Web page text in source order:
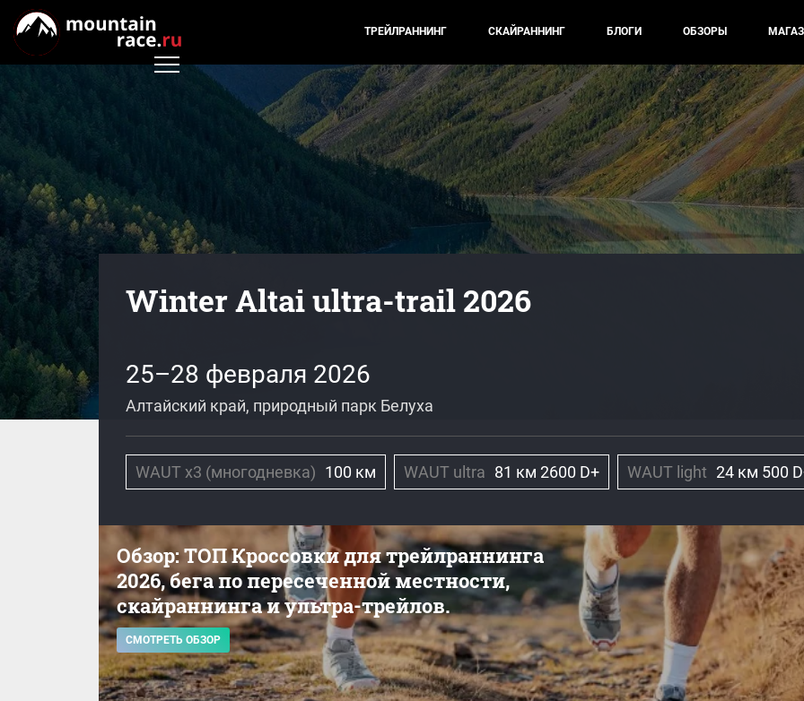
ТРЕЙЛРАННИНГ СКАЙРАННИНГ БЛОГИ ОБЗОРЫ
Winter Altai ultra-trail 2026
25–28 февраля 2026
Алтайский край, природный парк Белуха
WAUT x3 (многодневка) 100 км WAUT ultra 81 км 2600 D+ WAUT light 24 км 500
Обзор: ТОП Кроссовки для трейлраннинга
2026, бега по пересеченной местности,
скайраннинга и ультра-трейлов.
СМОТРЕТЬ ОБЗОР